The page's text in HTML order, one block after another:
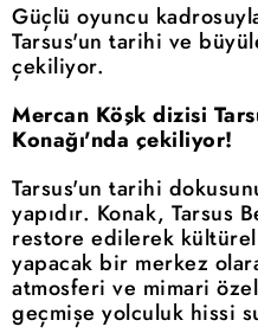
Güçlü oyuncu
Tarsus'un tarihi ve
çekiliyor.
Mercan Köşk dizisi
Konağı'nda çekiliyor!
Tarsus'un tarihi
yapıdır. Konak, Tarsus
restore edilerek
yapacak bir merkez
atmosferi ve mimari
geçmişe yolculuk hissi